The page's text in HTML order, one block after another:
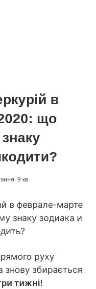
в
що
9 хв
руху
знову збирається
тижні!